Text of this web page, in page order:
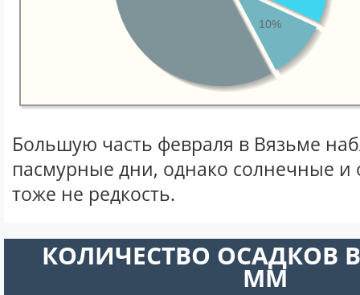
10%
Большую часть февраля в Вязьме
пасмурные дни, однако солнечные
тоже не редкость.
КОЛИЧЕСТВО ОСАДКОВ
ММ